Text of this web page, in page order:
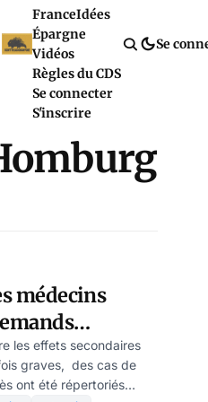
FranceIdées
Épargne
Vidéos
Règles du CDS
Se connecter
S'inscrire
Se
médecins
un lien
causalité élevé
les effets secondaires
graves, des cas de
ont été répertoriés